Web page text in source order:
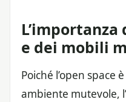
e dei mobili
Poiché l’open space
ambiente mutevole,